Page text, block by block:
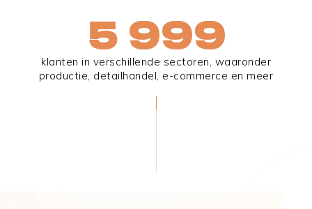
klanten in verschillende sectoren, waaronder
productie, detailhandel, e-commerce en meer
6 000